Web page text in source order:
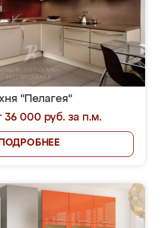
"Пелагея"
36 000 руб. за п.м.
ПОДРОБНЕЕ